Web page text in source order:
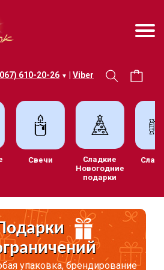
610-20-26 ▼ Viber
Свечи
Сладкие
Новогодние
подарки
упаковка, брендирование